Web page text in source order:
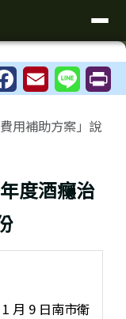
全球資訊
用補助方案」說
度酒癮治
月 9 日南市衛